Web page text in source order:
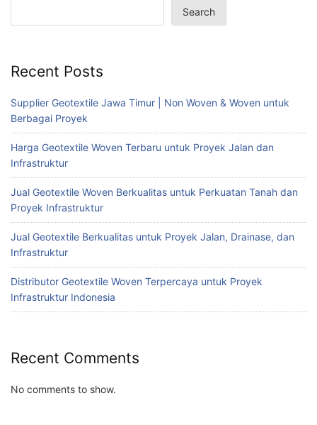
Search
Recent Posts
Supplier Geotextile Jawa Timur | Non Woven & Woven untuk
Berbagai Proyek
Harga Geotextile Woven Terbaru untuk Proyek Jalan dan
Infrastruktur
Jual Geotextile Woven Berkualitas untuk Perkuatan Tanah dan
Proyek Infrastruktur
Jual Geotextile Berkualitas untuk Proyek Jalan, Drainase, dan
Infrastruktur
Distributor Geotextile Woven Terpercaya untuk Proyek
Infrastruktur Indonesia
Recent Comments
No comments to show.